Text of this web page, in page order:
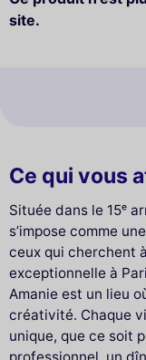
site.
Ce qui vous
Située dans le 15ᵉ
s’impose comme
ceux qui cherchent
exceptionnelle à
Amanie est un lieu
créativité. Chaque
unique, que ce soit